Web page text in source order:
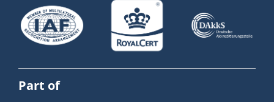
Part of